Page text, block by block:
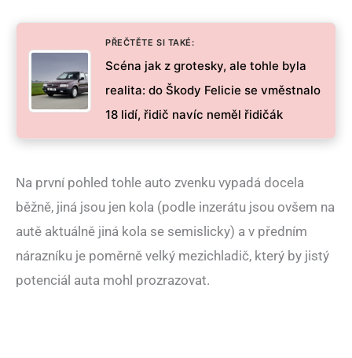
PŘEČTĚTE SI TAKÉ:
Scéna jak z grotesky, ale tohle byla
realita: do Škody Felicie se vměstnalo
18 lidí, řidič navíc neměl řidičák
Na první pohled tohle auto zvenku vypadá docela
běžně, jiná jsou jen kola (podle inzerátu jsou ovšem na
autě aktuálně jiná kola se semislicky) a v předním
nárazníku je poměrně velký mezichladič, který by jistý
potenciál auta mohl prozrazovat.